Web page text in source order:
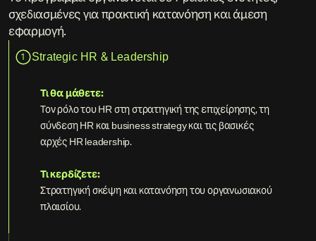
σχεδιασμένες για πρακτική κατανόηση και άμεση
εφαρμογή.
1 Strategic HR & Leadership
Τι θα μάθετε:
Τον ρόλο του HR στη στρατηγική της επιχείρησης, τη
σύνδεση HR και business strategy και τις βασικές
αρχές HR leadership.
Τι κερδίζετε:
Στρατηγική σκέψη και κατανόηση του οργανωσιακού
πλαισίου.